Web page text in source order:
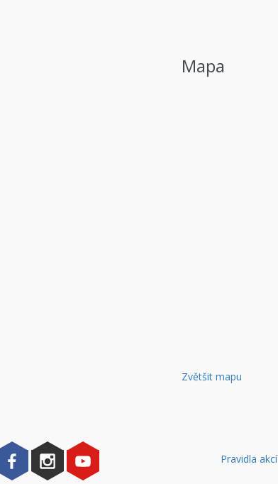
Mapa
Zvětšit mapu
Pravidla akcí